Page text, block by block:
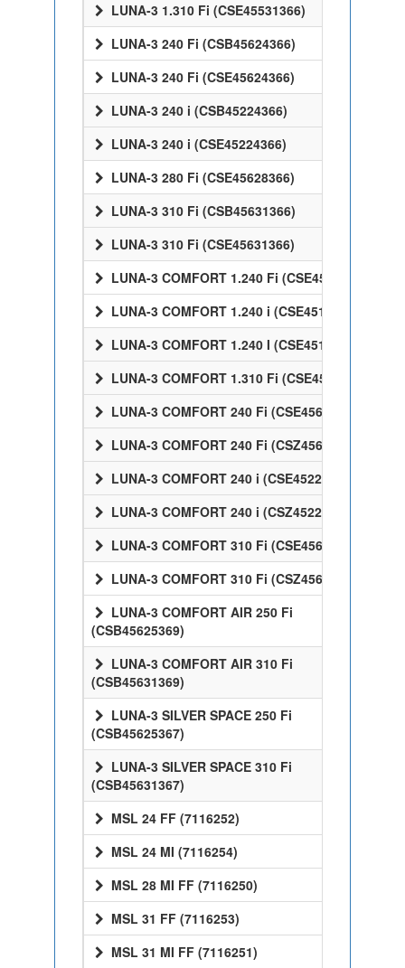
LUNA-3 1.310 Fi (CSE45531366)
LUNA-3 240 Fi (CSB45624366)
LUNA-3 240 Fi (CSE45624366)
LUNA-3 240 i (CSB45224366)
LUNA-3 240 i (CSE45224366)
LUNA-3 280 Fi (CSE45628366)
LUNA-3 310 Fi (CSB45631366)
LUNA-3 310 Fi (CSE45631366)
LUNA-3 COMFORT 1.240 Fi (CSE45524358)
LUNA-3 COMFORT 1.240 i (CSE45124358)
LUNA-3 COMFORT 1.240 I (CSE45124358)
LUNA-3 COMFORT 1.310 Fi (CSE45531358)
LUNA-3 COMFORT 240 Fi (CSE45624358)
LUNA-3 COMFORT 240 Fi (CSZ45624358)
LUNA-3 COMFORT 240 i (CSE45224358)
LUNA-3 COMFORT 240 i (CSZ45224358)
LUNA-3 COMFORT 310 Fi (CSE45631358)
LUNA-3 COMFORT 310 Fi (CSZ45631358)
LUNA-3 COMFORT AIR 250 Fi
(CSB45625369)
LUNA-3 COMFORT AIR 310 Fi
(CSB45631369)
LUNA-3 SILVER SPACE 250 Fi
(CSB45625367)
LUNA-3 SILVER SPACE 310 Fi
(CSB45631367)
MSL 24 FF (7116252)
MSL 24 MI (7116254)
MSL 28 MI FF (7116250)
MSL 31 FF (7116253)
MSL 31 MI FF (7116251)